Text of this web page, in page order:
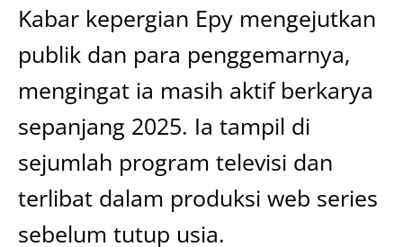
Kabar kepergian Epy mengejutkan
publik dan para penggemarnya,
mengingat ia masih aktif berkarya
sepanjang 2025. Ia tampil di
sejumlah program televisi dan
terlibat dalam produksi web series
sebelum tutup usia.